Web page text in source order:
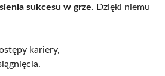
sukcesu w grze. Dzięki niemu
kariery,